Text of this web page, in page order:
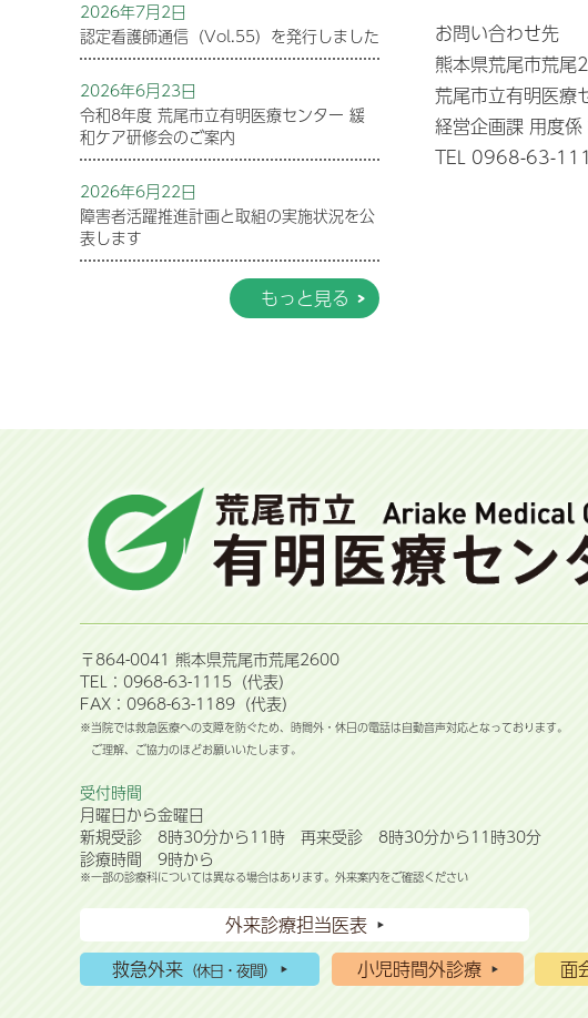
2026年7月2日
認定看護師通信（Vol.55）を発行しました
2026年6月23日
令和8年度 荒尾市立有明医療センター 緩
和ケア研修会のご案内
2026年6月22日
障害者活躍推進計画と取組の実施状況を公
表します
もっと見る
お問い合わせ先
熊本県荒尾市荒
荒尾市立有明医療
経営企画課 用度
TEL 0968-63-
〒864-0041 熊本県荒尾市荒尾2600
TEL：0968-63-1115（代表）
FAX：0968-63-1189（代表）
※当院では救急医療への支障を防ぐため、時間外・休日の電話は自動音声対応となっております。
ご理解、ご協力のほどお願いいたします。
受付時間
月曜日から金曜日
新規受診 8時30分から11時 再来受診 8時30分から11時30分
診療時間 9時から
※一部の診療科については異なる場合はあります。外来案内をご確認ください
外来診療担当医表
救急外来 （休日・夜間） 小児時間外診療 面